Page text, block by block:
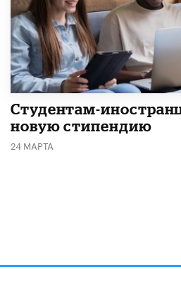
Студентам-
новую стипендию
24 МАРТА